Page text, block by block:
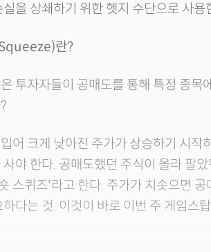
을 상쇄하기 위한 헷지 수단으로 사용
란?
투자자들이 공매도를 통해 특정 종목
어 크게 낮아진 주가가 상승하기 시작
야 한다. 공매도했던 주식이 올라 팔
스퀴즈'라고 한다. 주가가 치솟으면
다는 것. 이것이 바로 이번 주 게임스